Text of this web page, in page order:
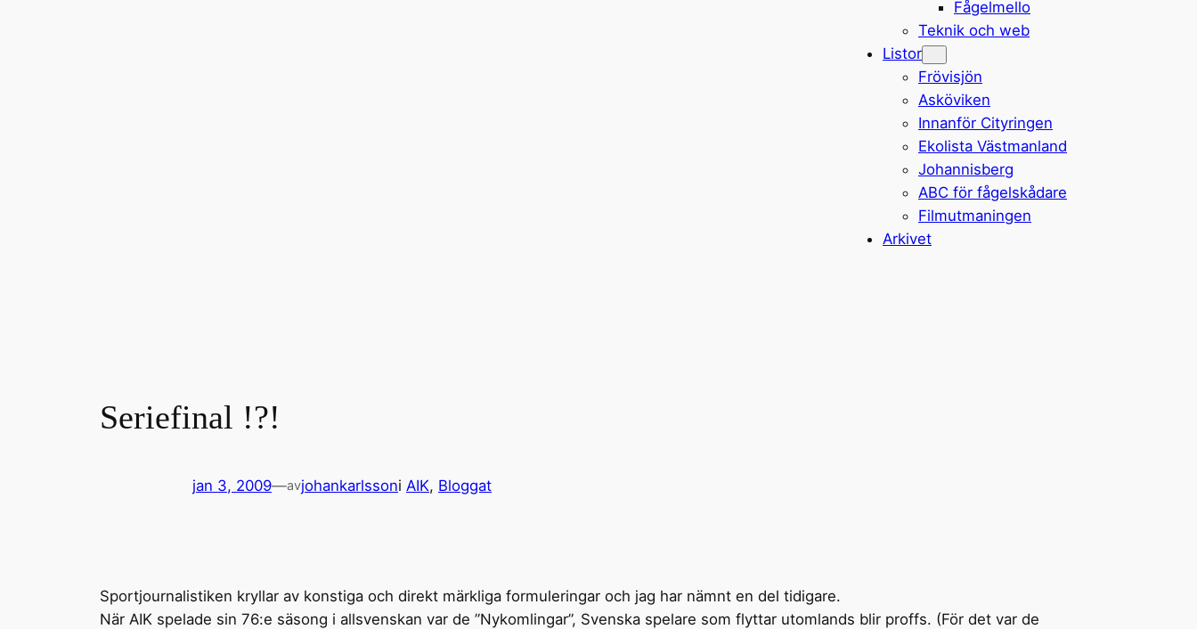
Fågelmello
Teknik och web
Listor
Frövisjön
Asköviken
Innanför Cityringen
Ekolista Västmanland
Johannisberg
ABC för fågelskådare
Filmutmaningen
Arkivet
Seriefinal !?!
jan 3, 2009—avjohankarlssoni AIK, Bloggat
Sportjournalistiken kryllar av konstiga och direkt märkliga formuleringar och jag har nämnt en del tidigare.
När AIK spelade sin 76:e säsong i allsvenskan var de ”Nykomlingar”, Svenska spelare som flyttar utomlands blir proffs. (För det var de